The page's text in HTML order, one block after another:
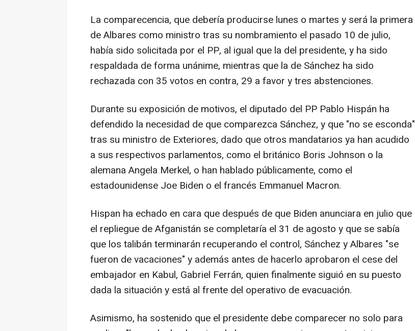
La comparecencia, que debería producirse lunes o martes y será la primera
de Albares como ministro tras su nombramiento el pasado 10 de julio,
había sido solicitada por el PP, al igual que la del presidente, y ha sido
respaldada de forma unánime, mientras que la de Sánchez ha sido
rechazada con 35 votos en contra, 29 a favor y tres abstenciones.
Durante su exposición de motivos, el diputado del PP Pablo Hispán ha
defendido la necesidad de que comparezca Sánchez, y que "no se esconda"
tras su ministro de Exteriores, dado que otros mandatarios ya han acudido
a sus respectivos parlamentos, como el británico Boris Johnson o la
alemana Angela Merkel, o han hablado públicamente, como el
estadounidense Joe Biden o el francés Emmanuel Macron.
Hispan ha echado en cara que después de que Biden anunciara en julio que
el repliegue de Afganistán se completaría el 31 de agosto y que se sabía
que los talibán terminarán recuperando el control, Sánchez y Albares "se
fueron de vacaciones" y además antes de hacerlo aprobaron el cese del
embajador en Kabul, Gabriel Ferrán, quien finalmente siguió en su puesto
dada la situación y está al frente del operativo de evacuación.
Asimismo, ha sostenido que el presidente debe comparecer no solo para